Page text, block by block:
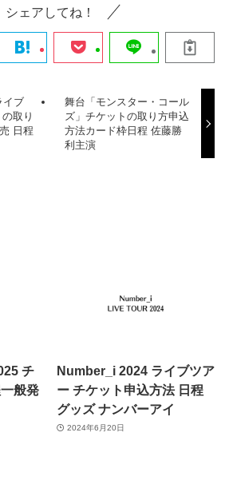
シェアしてね！
イブ
取り
日程
舞台「モンスター・コール
ズ」チケットの取り方申込
方法カード枠日程 佐藤勝
利主演
チ
般発
Number_i 2024 ライブツア
ー チケット申込方法 日程
グッズ ナンバーアイ
2024年6月20日